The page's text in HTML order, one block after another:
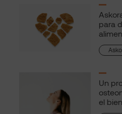
para
Un
el